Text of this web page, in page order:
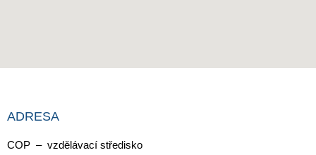
ADRESA
COP – vzdělávací středisko